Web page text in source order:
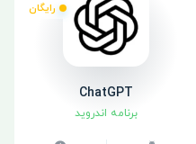
رایگان
ChatGPT
برنامه اندروید